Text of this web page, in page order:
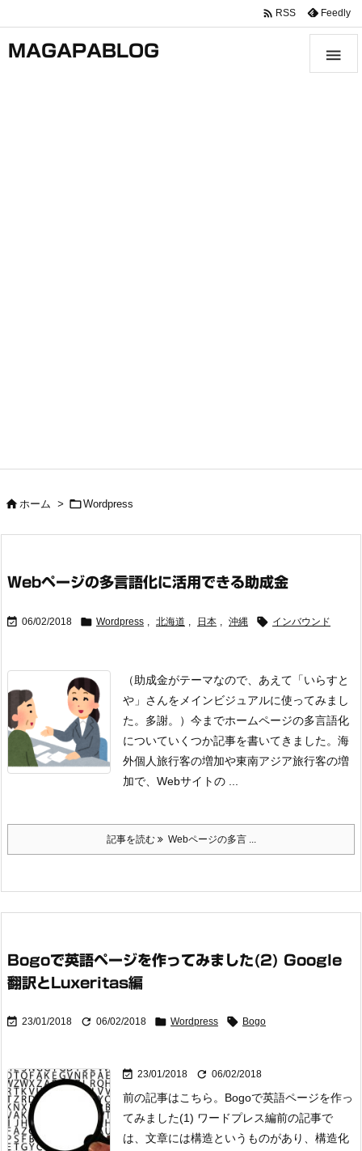
MAGAPABLOG 
 RSS Feedly
ホーム > Wordpress
Webページの多言語化に活用できる助成金
 06/02/2018  Wordpress , 北海道 , 日本 , 沖縄  インバウンド
（助成金がテーマなので、あえて「いらすと
や」さんをメインビジュアルに使ってみまし
た。多謝。） 今までホームページの多言語化
についていくつか記事を書いてきました。海
外個人旅行客の増加や東南アジア旅行客の増
加で、Webサイトの ...
記事を読む Webページの多言 ...
Bogoで英語ページを作ってみました(2) Google
翻訳とLuxeritas編
 23/01/2018  06/02/2018  Wordpress  Bogo
 23/01/2018  06/02/2018
前の記事はこちら。 Bogoで英語ページを作っ
てみました(1) ワードプレス編前の記事で
は、 文章には構造というものがあり、構造化